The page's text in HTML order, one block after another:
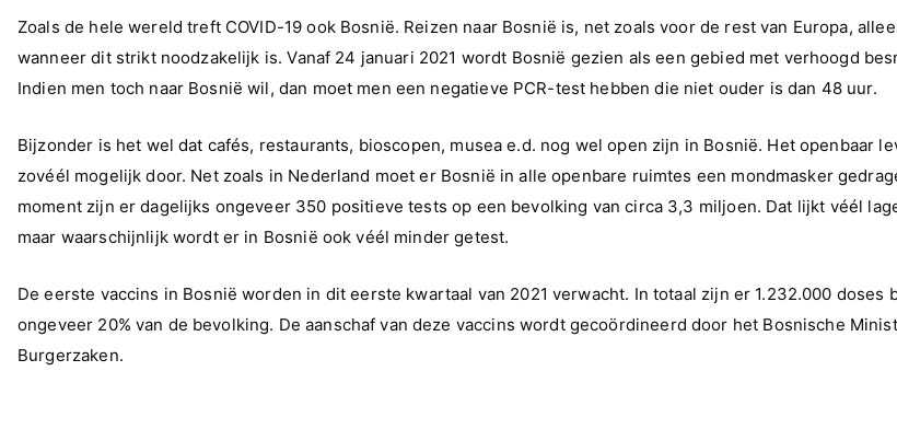
Zoals de hele wereld treft COVID-19 ook Bosnië. Reizen naar Bosnië is, net zoals voor de rest van Europa,
wanneer dit strikt noodzakelijk is. Vanaf 24 januari 2021 wordt Bosnië gezien als een gebied met verhoogd
Indien men toch naar Bosnië wil, dan moet men een negatieve PCR-test hebben die niet ouder is dan 48 uur.
Bijzonder is het wel dat cafés, restaurants, bioscopen, musea e.d. nog wel open zijn in Bosnië. Het openbaar
zovéél mogelijk door. Net zoals in Nederland moet er Bosnië in alle openbare ruimtes een mondmasker
moment zijn er dagelijks ongeveer 350 positieve tests op een bevolking van circa 3,3 miljoen. Dat lijkt véél
maar waarschijnlijk wordt er in Bosnië ook véél minder getest.
De eerste vaccins in Bosnië worden in dit eerste kwartaal van 2021 verwacht. In totaal zijn er 1.232.000 doses
ongeveer 20% van de bevolking. De aanschaf van deze vaccins wordt gecoördineerd door het Bosnische
Burgerzaken.